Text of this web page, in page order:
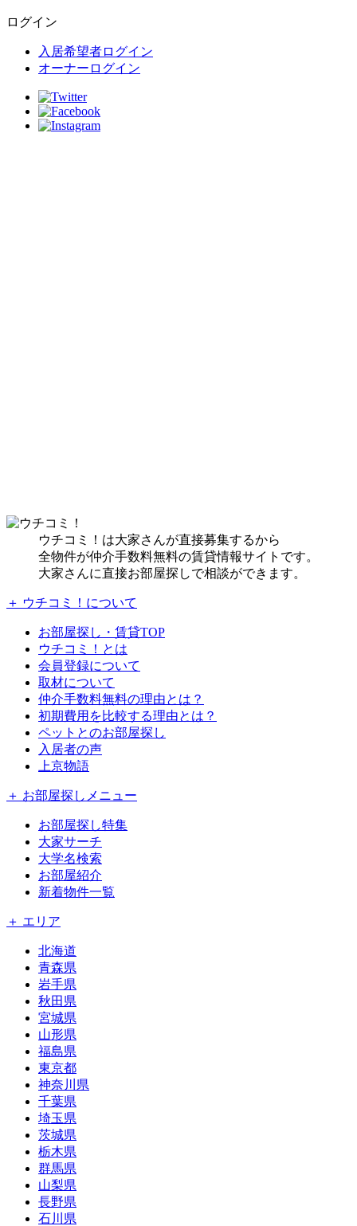
ログイン
入居希望者ログイン
オーナーログイン
ウチコミ！は大家さんが直接募集するから
全物件が仲介手数料無料の賃貸情報サイトです。
大家さんに直接お部屋探しで相談ができます。
＋ ウチコミ！について
お部屋探し・賃貸TOP
ウチコミ！とは
会員登録について
取材について
仲介手数料無料の理由とは？
初期費用を比較する理由とは？
ペットとのお部屋探し
入居者の声
上京物語
＋ お部屋探しメニュー
お部屋探し特集
大家サーチ
大学名検索
お部屋紹介
新着物件一覧
＋ エリア
北海道
青森県
岩手県
秋田県
宮城県
山形県
福島県
東京都
神奈川県
千葉県
埼玉県
茨城県
栃木県
群馬県
山梨県
長野県
石川県